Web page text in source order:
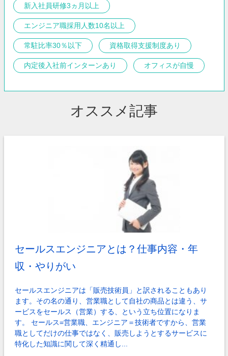
新入社員研修3ヵ月以上
エンジニア職採用人数10名以上
常駐比率30％以下 資格取得支援制度あり
内定後入社前インターンあり オフィスが自慢
オススメ記事
セールスエンジニアとは？仕事内容・年
収・やりがい
セールスエンジニアは「販売技術員」と訳されることもあり
ます。その名の通り、営業職として自社の商品とは違う、サ
ービスをセールス（営業）する、という立ち位置になりま
す。 セールス=営業職、エンジニア＝技術者ですから、営業
職としてだけの仕事ではなく、販売しようとするサービスに
特化した知識に関して深く精通し...